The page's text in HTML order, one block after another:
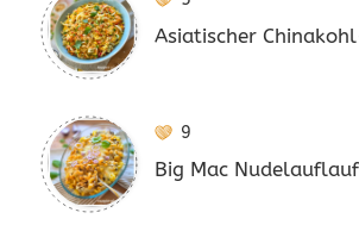
Asiatischer
9
Big Mac Nudelauflauf